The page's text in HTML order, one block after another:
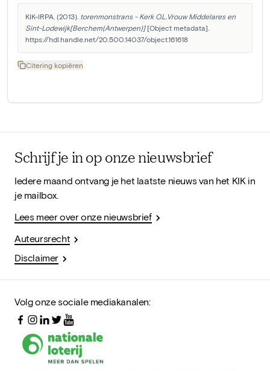
KIK-IRPA. (2013). torenmonstrans - Kerk O.L.Vrouw Middelares en
Sint-Lodewijk[Berchem(Antwerpen)] [Object metadata].
https://hdl.handle.net/20.500.14037/object.161618
Citering kopiëren
Schrijf je in op onze nieuwsbrief
Iedere maand ontvang je het laatste nieuws van het KIK in
je mailbox.
Lees meer over onze nieuwsbrief
Auteursrecht
Disclaimer
Volg onze sociale mediakanalen: